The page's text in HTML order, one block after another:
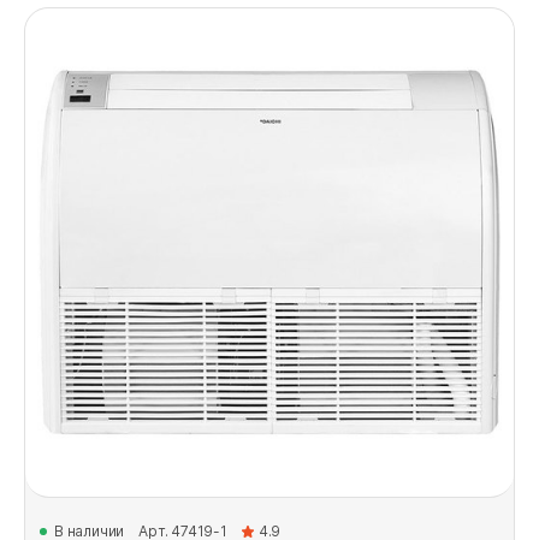
В наличии Арт. 47419-1 4.9